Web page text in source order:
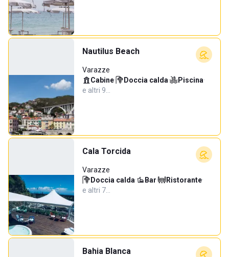
Nautilus Beach
Varazze
Cabine· Doccia calda· Piscina·
e altri 9…
Cala Torcida
Varazze
Doccia calda· Bar· Ristorante·
e altri 7…
Bahia Blanca